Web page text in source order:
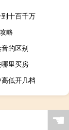
十百千万
略
的区别
里买房
低开几档
☚